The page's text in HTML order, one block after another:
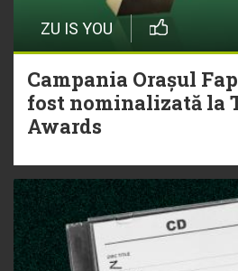
ZU IS YOU
Campania Orașul
fost nominalizată la
Awards